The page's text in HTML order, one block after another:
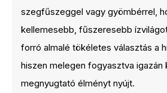
szegfűszeggel vagy gyömbérrel,
kellemesebb, fűszeresebb
forró almalé tökéletes választás a
hiszen melegen fogyasztva igazán
megnyugtató élményt nyújt.